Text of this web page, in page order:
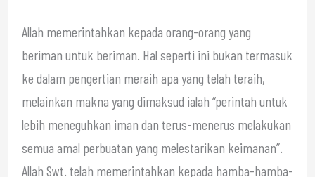
Allah memerintahkan kepada orang-orang yang
beriman untuk beriman. Hal seperti ini bukan termasuk
ke dalam pengertian meraih apa yang telah teraih,
melainkan makna yang dimaksud ialah “perintah untuk
lebih meneguhkan iman dan terus-menerus melakukan
semua amal perbuatan yang melestarikan keimanan”.
Allah Swt. telah memerintahkan kepada hamba-hamba-